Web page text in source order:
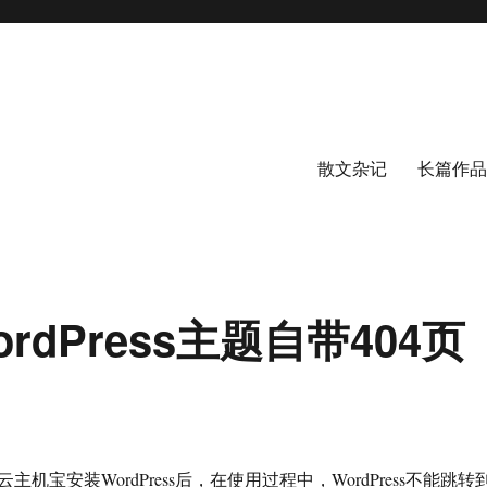
散文杂记 长篇作品
主题自带404页
主机宝安装WordPress后，在使用过程中，WordPress不能跳转